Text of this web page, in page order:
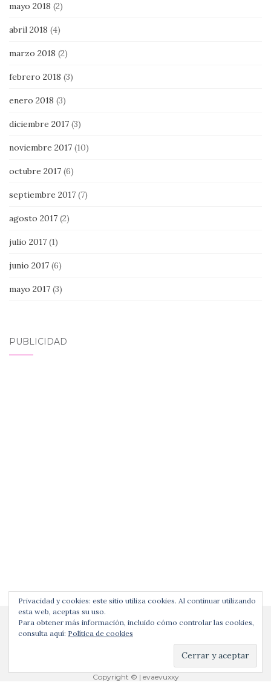
mayo 2018 (2)
abril 2018 (4)
marzo 2018 (2)
febrero 2018 (3)
enero 2018 (3)
diciembre 2017 (3)
noviembre 2017 (10)
octubre 2017 (6)
septiembre 2017 (7)
agosto 2017 (2)
julio 2017 (1)
junio 2017 (6)
mayo 2017 (3)
PUBLICIDAD
Copyright © | evaevuxxy
Privacidad y cookies: este sitio utiliza cookies. Al continuar utilizando
esta web, aceptas su uso.
Para obtener más información, incluido cómo controlar las cookies,
consulta aquí: Política de cookies